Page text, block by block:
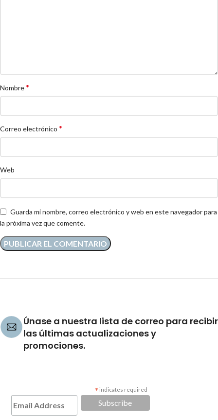
Nombre*
Correo electrónico *
Web
Guarda mi nombre, correo electrónico y web en este navegador para
la próxima vez que comente.
Únase a nuestra lista de correo para recibir
las últimas actualizaciones y
promociones.
* indicates required